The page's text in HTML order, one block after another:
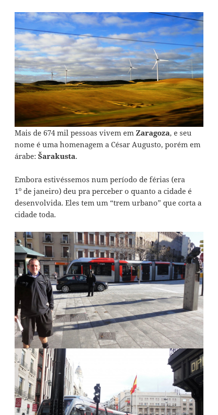
Mais de 674 mil pessoas vivem em Zaragoza, e seu
nome é uma homenagem a César Augusto, porém em
árabe: Šarakusta.
Embora estivéssemos num período de férias (era
1o de janeiro) deu pra perceber o quanto a cidade é
desenvolvida. Eles tem um “trem urbano” que corta a
cidade toda.